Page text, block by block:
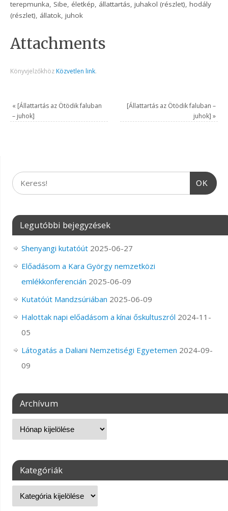
terepmunka, Sibe, életkép, állattartás, juhakol (részlet), hodály
(részlet), állatok, juhok
Attachments
Könyvjelzőkhöz Közvetlen link.
« [Állattartás az Ötödik faluban
– juhok]
[Állattartás az Ötödik faluban –
juhok] »
OK
Legutóbbi bejegyzések
Shenyangi kutatóút 2025-06-27
Előadásom a Kara György nemzetközi
emlékkonferencián 2025-06-09
Kutatóút Mandzsúriában 2025-06-09
Halottak napi előadásom a kínai őskultuszról 2024-11-
05
Látogatás a Daliani Nemzetiségi Egyetemen 2024-09-
09
Archívum
Kategóriák